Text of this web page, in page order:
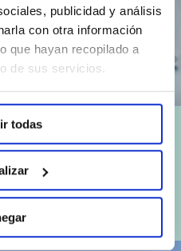
publicidad y análisis
con otra información
que hayan recopilado a
de sus servicios.
todas